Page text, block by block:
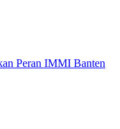
Peran IMMI Banten